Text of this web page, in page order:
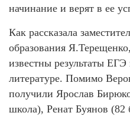
начинание и верят в ее
Как рассказала
образования
известны результаты
литературе. Помимо
получили Ярослав
школа), Ренат Буянов (82